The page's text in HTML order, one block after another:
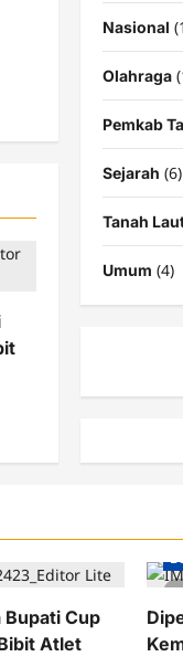
Nasional
Olahraga
Pemkab
Sejarah (6)
Tanah
Umum (4)
Bupati Cup
Atlet